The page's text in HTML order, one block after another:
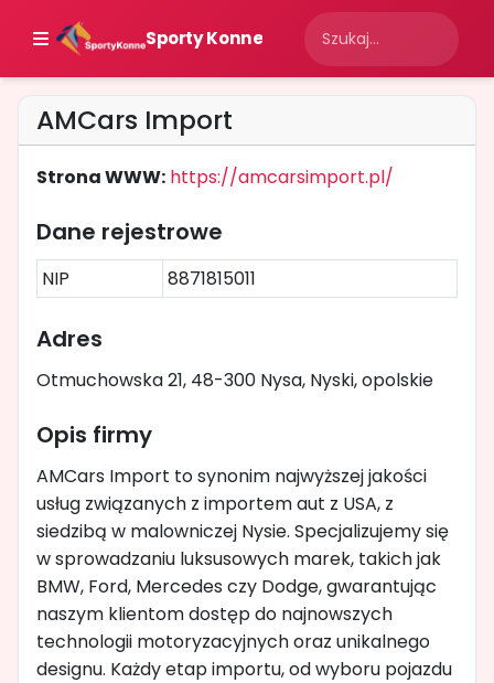
Sporty Konne
AMCars Import
Strona WWW: https://amcarsimport.pl/
Dane rejestrowe
NIP 8871815011
Adres
Otmuchowska 21, 48-300 Nysa, Nyski, opolskie
Opis firmy
AMCars Import to synonim najwyższej jakości
usług związanych z importem aut z USA, z
siedzibą w malowniczej Nysie. Specjalizujemy się
w sprowadzaniu luksusowych marek, takich jak
BMW, Ford, Mercedes czy Dodge, gwarantując
naszym klientom dostęp do najnowszych
technologii motoryzacyjnych oraz unikalnego
designu. Każdy etap importu, od wyboru pojazdu